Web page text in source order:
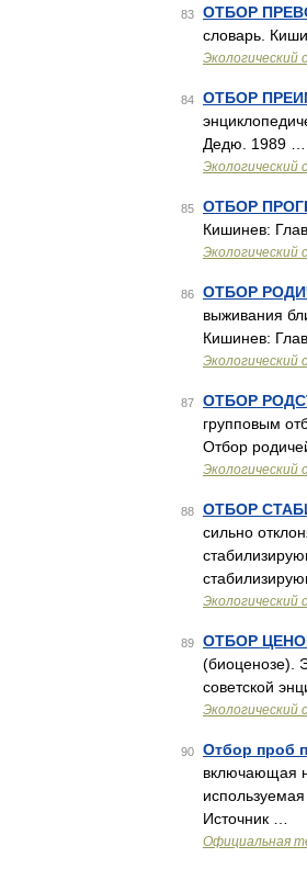
83 ОТБОР
словарь.
Экологический
84 ОТБОР
Дедю. 1989 …
Экологический
85 ОТБОР
Кишинев:
Экологический
86 ОТБОР
выживания
Кишинев:
Экологический
87 ОТБОР
групповым
Отбор
Экологический
88 ОТБОР
сильно
Экологический
89 ОТБОР
(биоценозе).
советской
Экологический
90 Отбор проб
включающая
Источник …
Официальная